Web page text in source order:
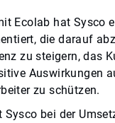
Ecolab hat Sysco
die darauf
zu steigern, das
Auswirkungen
zu schützen.
bei der